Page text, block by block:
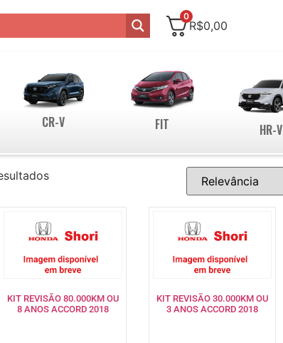
0
R$0,00
CR-V FIT HR-V
KIT REVISÃO 80.000KM OU
8 ANOS ACCORD 2018
KIT REVISÃO 30.000KM OU
3 ANOS ACCORD 2018